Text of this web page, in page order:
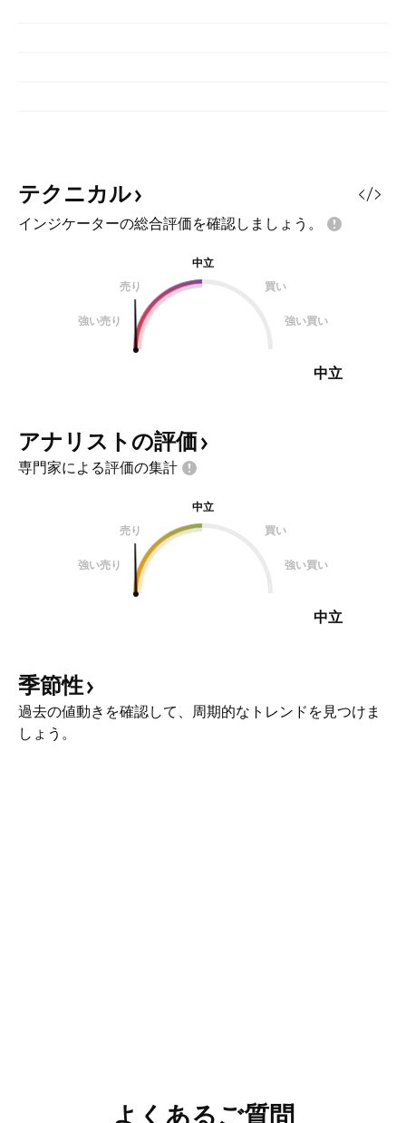
テクニカル
インジケーターの総合評価を確認しましょう。
中立
売り
買い
強い売り 強い買い
中立
アナリストの評価
専門家による評価の集計
中立
売り
買い
強い売り 強い買い
中立
季節性
過去の値動きを確認して、周期的なトレンドを見つけま
しょう。
よくあるご質問